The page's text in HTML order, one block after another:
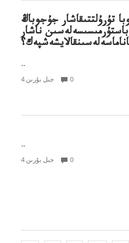
تۇرۇلتتىقاشار جۇجوباڭ
باستۇرمىسىسەلەسىن ناشار
..
4 جىل بۇرىن 0
..
4 جىل بۇرىن 0